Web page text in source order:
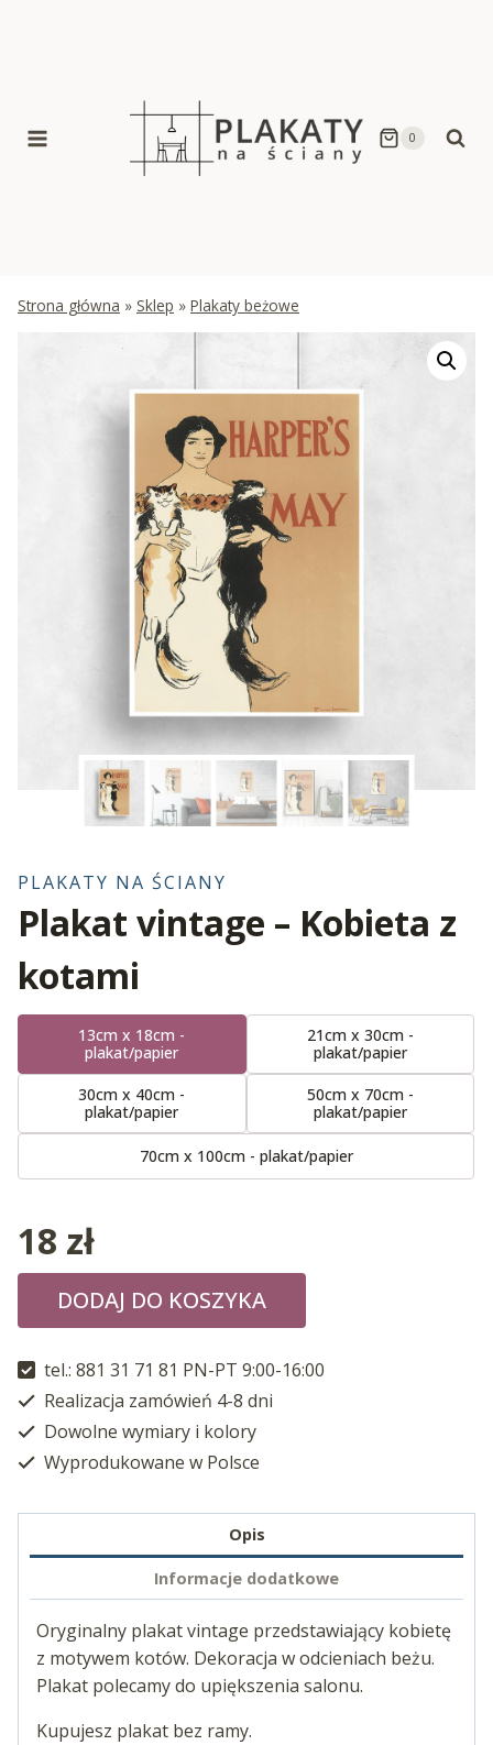
0
Strona główna » Sklep » Plakaty beżowe
PLAKATY NA ŚCIANY
Plakat vintage – Kobieta z
kotami
13cm x 18cm -
plakat/papier
21cm x 30cm -
plakat/papier
30cm x 40cm -
plakat/papier
50cm x 70cm -
plakat/papier
70cm x 100cm - plakat/papier
18 zł
DODAJ DO KOSZYKA
tel.: 881 31 71 81 PN-PT 9:00-16:00
Realizacja zamówień 4-8 dni
Dowolne wymiary i kolory
Wyprodukowane w Polsce
Opis
Informacje dodatkowe
Oryginalny plakat vintage przedstawiający kobietę
z motywem kotów. Dekoracja w odcieniach beżu.
Plakat polecamy do upiększenia salonu.
Kupujesz plakat bez ramy.